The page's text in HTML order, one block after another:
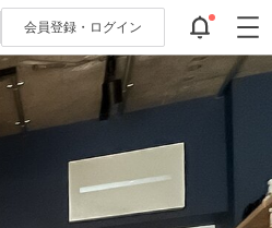
会員登録・ ログイン